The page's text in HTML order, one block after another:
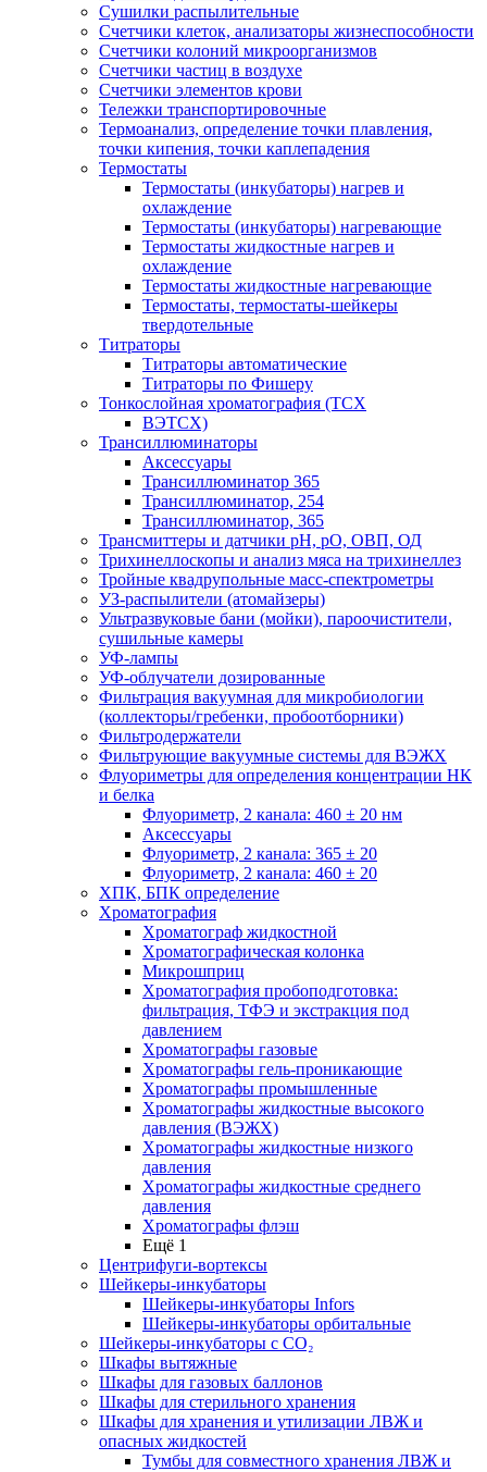
Сушилки распылительные
Счетчики клеток, анализаторы жизнеспособности
Счетчики колоний микроорганизмов
Счетчики частиц в воздухе
Счетчики элементов крови
Тележки транспортировочные
Термоанализ, определение точки плавления,
точки кипения, точки каплепадения
Термостаты
Термостаты (инкубаторы) нагрев и
охлаждение
Термостаты (инкубаторы) нагревающие
Термостаты жидкостные нагрев и
охлаждение
Термостаты жидкостные нагревающие
Термостаты, термостаты-шейкеры
твердотельные
Титраторы
Титраторы автоматические
Титраторы по Фишеру
Тонкослойная хроматография (ТСХ
ВЭТСХ)
Трансиллюминаторы
Аксессуары
Трансиллюминатор 365
Трансиллюминатор, 254
Трансиллюминатор, 365
Трансмиттеры и датчики рН, рО, ОВП, ОД
Трихинеллоскопы и анализ мяса на трихинеллез
Тройные квадрупольные масс-спектрометры
УЗ-распылители (атомайзеры)
Ультразвуковые бани (мойки), пароочистители,
сушильные камеры
УФ-лампы
УФ-облучатели дозированные
Фильтрация вакуумная для микробиологии
(коллекторы/гребенки, пробоотборники)
Фильтродержатели
Фильтрующие вакуумные системы для ВЭЖХ
Флуориметры для определения концентрации НК
и белка
Флуориметр, 2 канала: 460 ± 20 нм
Аксессуары
Флуориметр, 2 канала: 365 ± 20
Флуориметр, 2 канала: 460 ± 20
ХПК, БПК определение
Хроматография
Хроматограф жидкостной
Хроматографическая колонка
Микрошприц
Хроматография пробоподготовка:
фильтрация, ТФЭ и экстракция под
давлением
Хроматографы газовые
Хроматографы гель-проникающие
Хроматографы промышленные
Хроматографы жидкостные высокого
давления (ВЭЖХ)
Хроматографы жидкостные низкого
давления
Хроматографы жидкостные среднего
давления
Хроматографы флэш
Ещё 1
Центрифуги-вортексы
Шейкеры-инкубаторы
Шейкеры-инкубаторы Infors
Шейкеры-инкубаторы орбитальные
Шейкеры-инкубаторы с CО₂
Шкафы вытяжные
Шкафы для газовых баллонов
Шкафы для стерильного хранения
Шкафы для хранения и утилизации ЛВЖ и
опасных жидкостей
Тумбы для совместного хранения ЛВЖ и